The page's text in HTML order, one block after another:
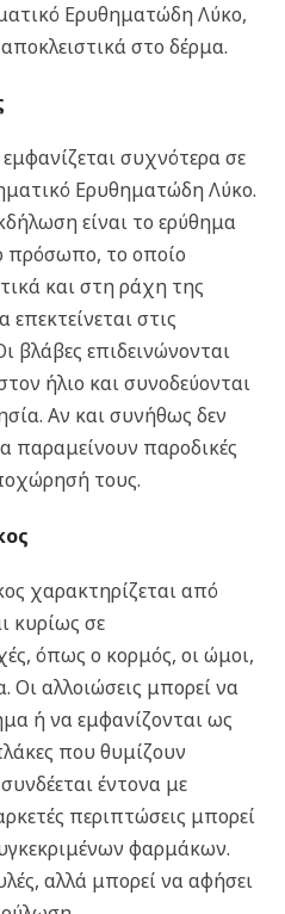
Ερυθηματώδη Λύκο,
στο δέρμα.
συχνότερα σε
Ερυθηματώδη Λύκο.
είναι το ερύθημα
πρόσωπο, το οποίο
και στη ράχη της
στις
βλάβες επιδεινώνονται
ήλιο και συνοδεύονται
Αν και συνήθως δεν
παραμείνουν παροδικές
τους.
χαρακτηρίζεται από
κυρίως σε
όπως ο κορμός, οι ώμοι,
Οι αλλοιώσεις μπορεί να
ή να εμφανίζονται ως
που θυμίζουν
έντονα με
περιπτώσεις μπορεί
φαρμάκων.
αλλά μπορεί να αφήσει